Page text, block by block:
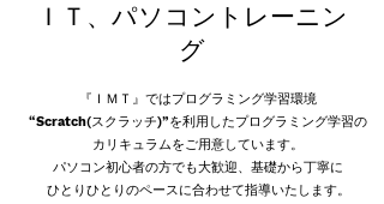
ＩＴ、パソコントレーニン
グ
『ＩＭＴ』ではプログラミング学習環境
“Scratch(スクラッチ)”を利用したプログラミング学習の
カリキュラムをご用意しています。
パソコン初心者の方でも大歓迎、 基礎から丁寧に
ひとりひとりのペースに合わせて指導いたします。